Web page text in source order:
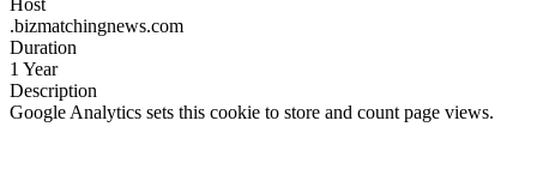
Host
.bizmatchingnews.com
Duration
1 Year
Description
Google Analytics sets this cookie to store and count page views.